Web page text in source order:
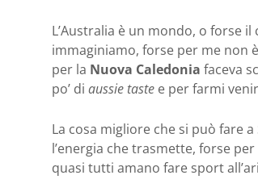
L’Australia è un mondo, o forse
immaginiamo, forse per me non
per la Nuova Caledonia faceva
po’ di aussie taste e per farmi
La cosa migliore che si può fare
l’energia che trasmette, forse
quasi tutti amano fare sport